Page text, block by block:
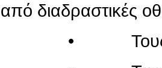
από διαδραστικές
• Τους ναούς